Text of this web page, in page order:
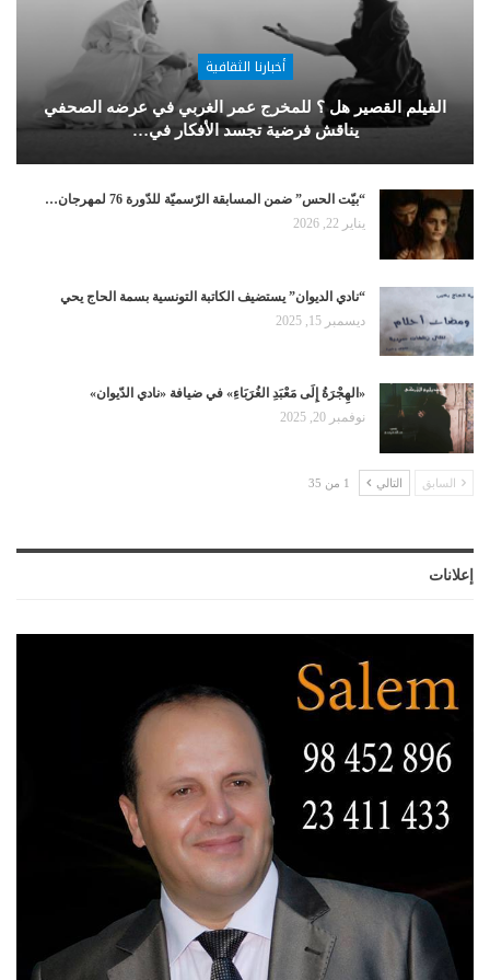
أخبارنا الثقافية
الفيلم القصير هل ؟ للمخرج عمر الغربي في عرضه الصحفي
يناقش فرضية تجسد الأفكار في…
“بيّت الحس” ضمن المسابقة الرّسميّة للدّورة 76 لمهرجان…
يناير 22, 2026
“نادي الديوان” يستضيف الكاتبة التونسية بسمة الحاج يحي
ديسمبر 15, 2025
«الهِجْرَةُ إِلَى مَعْبَدِ الغُرَبَاءِ» في ضيافة «نادي الدّيوان»
نوفمبر 20, 2025
السابق التالي 1 من 35
إعلانات